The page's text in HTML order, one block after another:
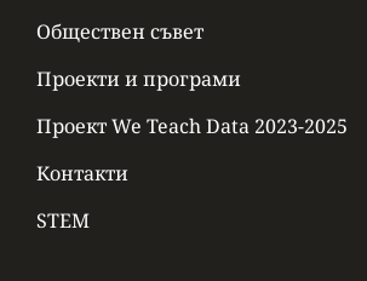
Обществен съвет
Проекти и програми
Проект We Teach Data 2023-2025
Контакти
STEM